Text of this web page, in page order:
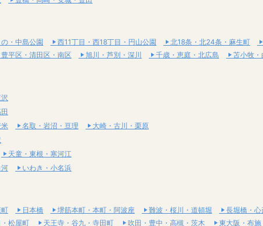
・中島公園 西11丁目・西18丁目・円山公園 北18条・北24条・麻生町
豊平区・清田区・南区 旭川・芦別・深川 千歳・恵庭・北広島 苫小牧・
米 名取・岩沼・亘理
大崎・古川・栗原
天童・東根・寒河江
河 いわき・小名浜
町 日本橋 堺筋本町・本町・阿波座 難波・桜川・道頓堀 長堀橋・
松屋町 天王寺・谷九・寺田町 吹田・豊中・高槻・茨木 東大阪・布施